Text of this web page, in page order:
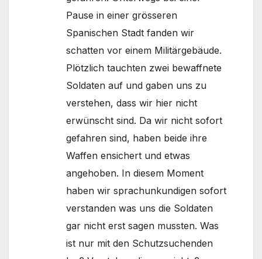
Pause in einer grösseren
Spanischen Stadt fanden wir
schatten vor einem Militärgebäude.
Plötzlich tauchten zwei bewaffnete
Soldaten auf und gaben uns zu
verstehen, dass wir hier nicht
erwünscht sind. Da wir nicht sofort
gefahren sind, haben beide ihre
Waffen ensichert und etwas
angehoben. In diesem Moment
haben wir sprachunkundigen sofort
verstanden was uns die Soldaten
gar nicht erst sagen mussten. Was
ist nur mit den Schutzsuchenden